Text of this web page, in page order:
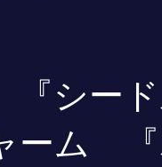
シー
ーム 『